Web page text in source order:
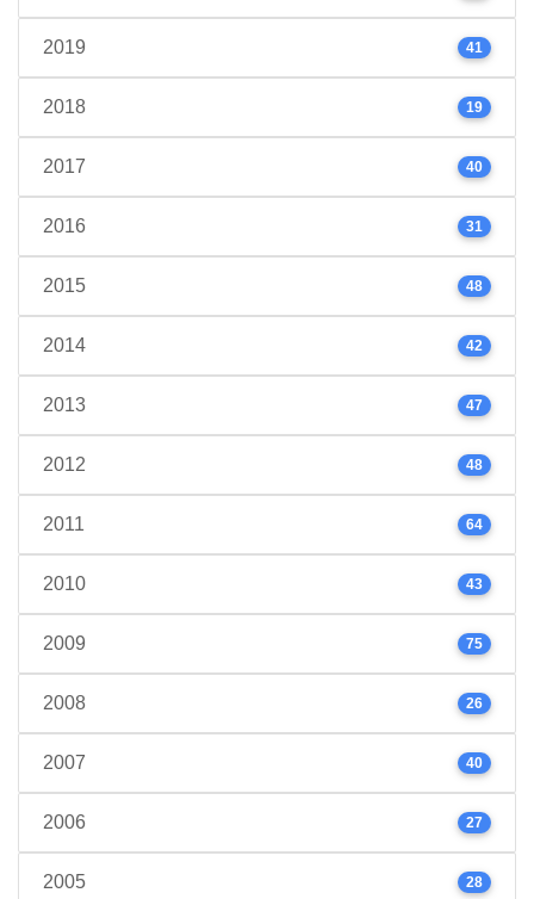
2019 41
2018 19
2017 40
2016 31
2015 48
2014 42
2013 47
2012 48
2011 64
2010 43
2009 75
2008 26
2007 40
2006 27
2005 28